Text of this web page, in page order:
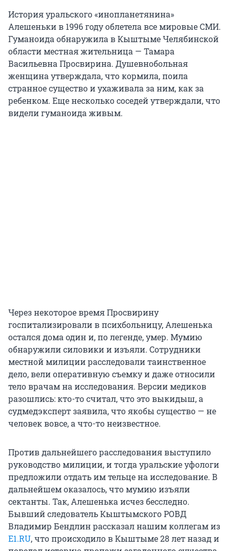
История уральского «инопланетянина»
Алешеньки в 1996 году облетела все мировые СМИ.
Гуманоида обнаружила в Кыштыме Челябинской
области местная жительница — Тамара
Васильевна Просвирина. Душевнобольная
женщина утверждала, что кормила, поила
странное существо и ухаживала за ним, как за
ребенком. Еще несколько соседей утверждали, что
видели гуманоида живым.
Через некоторое время Просвирину
госпитализировали в психбольницу, Алешенька
остался дома один и, по легенде, умер. Мумию
обнаружили силовики и изъяли. Сотрудники
местной милиции расследовали таинственное
дело, вели оперативную съемку и даже относили
тело врачам на исследования. Версии медиков
разошлись: кто-то считал, что это выкидыш, а
судмедэксперт заявила, что якобы существо — не
человек вовсе, а что-то неизвестное.
Против дальнейшего расследования выступило
руководство милиции, и тогда уральские уфологи
предложили отдать им тельце на исследование. В
дальнейшем оказалось, что мумию изъяли
сектанты. Так, Алешенька исчез бесследно.
Бывший следователь Кыштымского РОВД
Владимир Бендлин рассказал нашим коллегам из
E1.RU, что происходило в Кыштыме 28 лет назад и